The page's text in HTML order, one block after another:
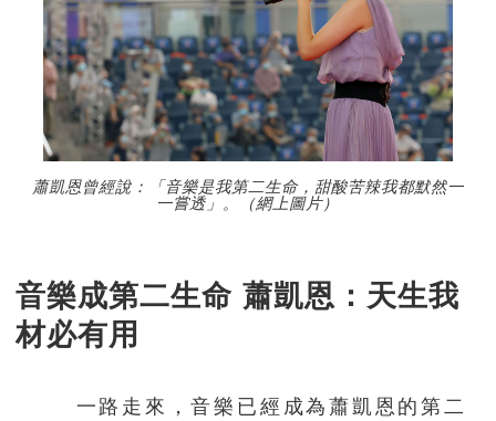
蕭凱恩曾經說：「音樂是我第二生命，甜酸苦辣我都默然一
一嘗透」。（網上圖片）
音樂成第二生命 蕭凱恩：天生我
材必有用
一路走來，音樂已經成為蕭凱恩的第二